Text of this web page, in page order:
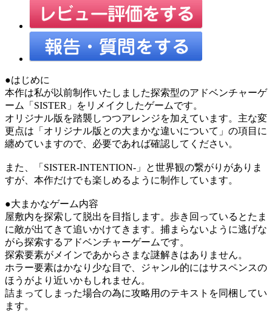
●はじめに
本作は私が以前制作いたしました探索型のアドベンチャーゲ
ーム「SISTER」をリメイクしたゲームです。
オリジナル版を踏襲しつつアレンジを加えています。主な変
更点は「オリジナル版との大まかな違いについて」の項目に
纏めていますので、必要であれば確認してください。
また、「SISTER-INTENTION-」と世界観の繋がりがありま
すが、本作だけでも楽しめるように制作しています。
●大まかなゲーム内容
屋敷内を探索して脱出を目指します。歩き回っているとたま
に敵が出てきて追いかけてきます。捕まらないように逃げな
がら探索するアドベンチャーゲームです。
探索要素がメインであからさまな謎解きはありません。
ホラー要素はかなり少な目で、ジャンル的にはサスペンスの
ほうがより近いかもしれません。
詰まってしまった場合の為に攻略用のテキストを同梱してい
ます。